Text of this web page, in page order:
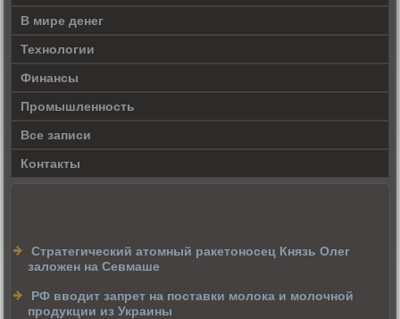
В мире денег
Технологии
Финансы
Промышленность
Все записи
Контакты
Cтратегический атомный ракетоносец Князь Олег
заложен на Севмаше
РФ вводит запрет на поставки молока и молочной
продукции из Украины